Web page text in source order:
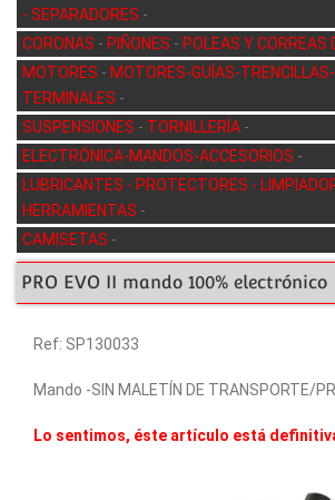
- SEPARADORES -
CORONAS - PIÑONES - POLEAS Y CORREAS
MOTORES - MOTORES-GUÍAS-
TERMINALES -
SUSPENSIONES - TORNILLERÍA -
ELECTRÓNICA-MANDOS-ACCESORIOS -
LUBRICANTES - PROTECTORES -
HERRAMIENTAS -
CAMISETAS -
PRO EVO II mando 100% electrónico
Ref: SP130033
Mando -SIN MALETÍN DE TRANSPORTE/
Lo sentimos, éste artículo está